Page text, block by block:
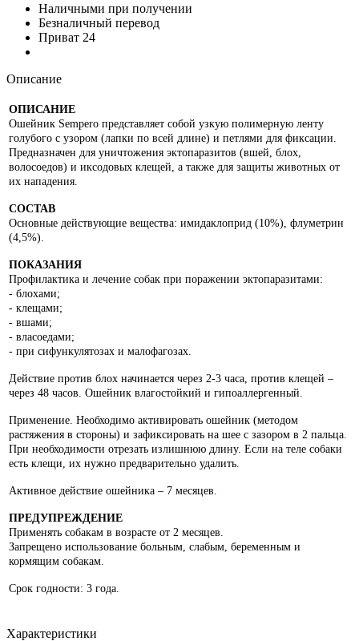
Наличными при получении
Безналичный перевод
Приват 24
Описание
ОПИСАНИЕ
Ошейник Sempero представляет собой узкую полимерную ленту
голубого с узором (лапки по всей длине) и петлями для фиксации.
Предназначен для уничтожения эктопаразитов (вшей, блох,
волосоедов) и иксодовых клещей, а также для защиты животных от
их нападения.
СОСТАВ
Основные действующие вещества: имидаклоприд (10%), флуметрин
(4,5%).
ПОКАЗАНИЯ
Профилактика и лечение собак при поражении эктопаразитами:
- блохами;
- клещами;
- вшами;
- власоедами;
- при сифункулятозах и малофагозах.
Действие против блох начинается через 2-3 часа, против клещей –
через 48 часов. Ошейник влагостойкий и гипоаллергенный.
Применение. Необходимо активировать ошейник (методом
растяжения в стороны) и зафиксировать на шее с зазором в 2 пальца.
При необходимости отрезать излишнюю длину. Если на теле собаки
есть клещи, их нужно предварительно удалить.
Активное действие ошейника – 7 месяцев.
ПРЕДУПРЕЖДЕНИЕ
Применять собакам в возрасте от 2 месяцев.
Запрещено использование больным, слабым, беременным и
кормящим собакам.
Срок годности: 3 года.
Характеристики